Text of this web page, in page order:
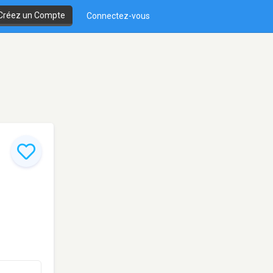
un Compte Connectez-vous